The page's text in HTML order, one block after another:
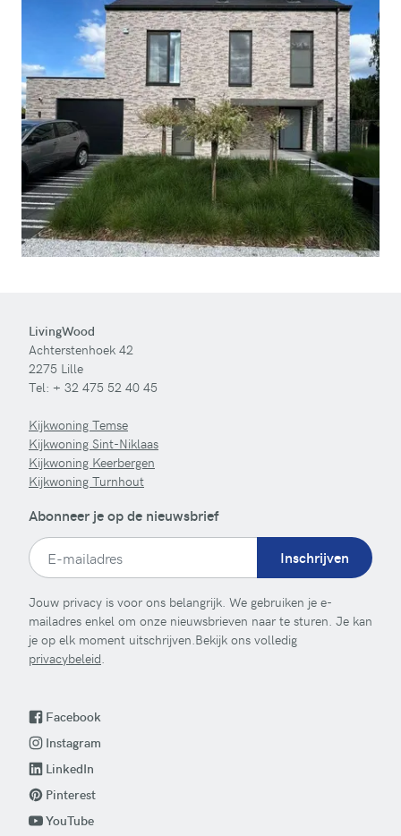
LivingWood
Achterstenhoek 42
2275 Lille
Tel: + 32 475 52 40 45
Kijkwoning Temse
Kijkwoning Sint-Niklaas
Kijkwoning Keerbergen
Kijkwoning Turnhout
Abonneer je op de nieuwsbrief
Inschrijven
Jouw privacy is voor ons belangrijk. We gebruiken je e-
mailadres enkel om onze nieuwsbrieven naar te sturen. Je kan
je op elk moment uitschrijven.Bekijk ons volledig
privacybeleid.
Facebook
Instagram
LinkedIn
Pinterest
YouTube